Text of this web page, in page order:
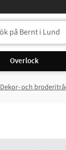
Overlock
Dekor- och